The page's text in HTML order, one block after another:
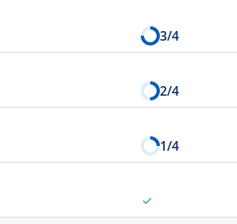
3/4
2/4
1/4